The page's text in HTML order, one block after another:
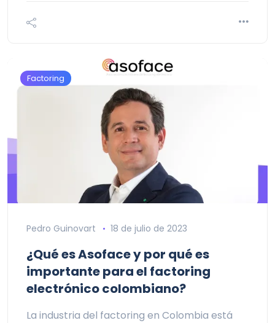
Factoring
Pedro Guinovart 18 de julio de 2023
¿Qué es Asoface y por qué es
importante para el factoring
electrónico colombiano?
La industria del factoring en Colombia está